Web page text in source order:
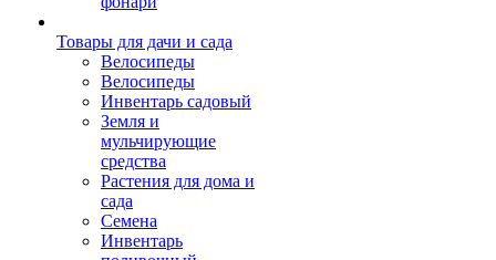
Товары для дачи и сада
Велосипеды
Велосипеды
Инвентарь садовый
Земля и
мульчирующие
средства
Растения для дома и
сада
Семена
Инвентарь